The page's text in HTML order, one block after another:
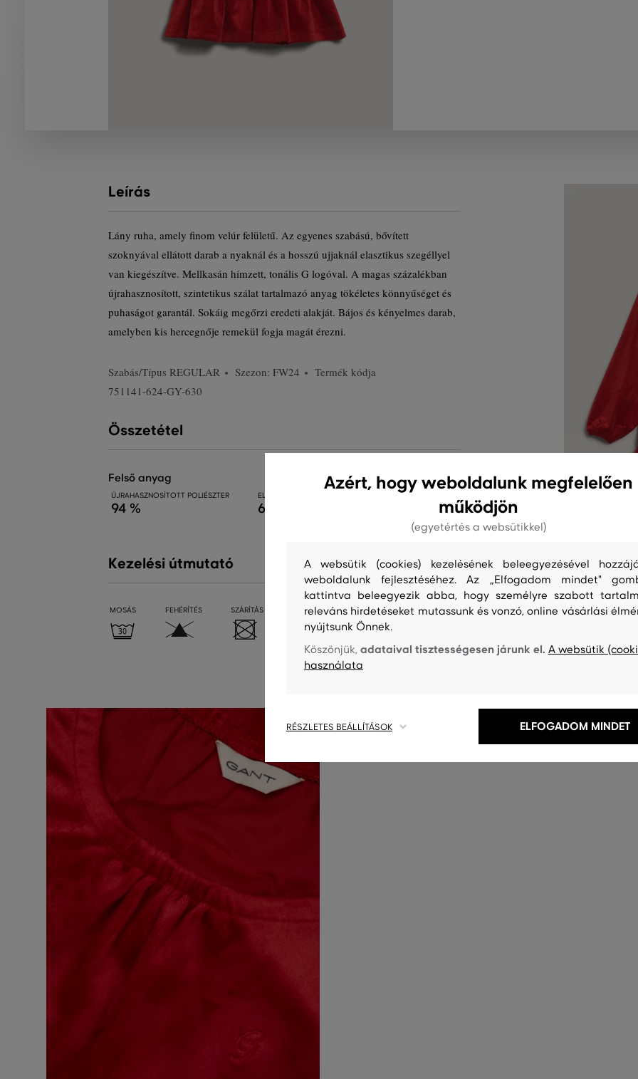
Leírás
Lány ruha, amely finom velúr felületű. Az egyenes szabású, bővített
szoknyával ellátott darab a nyaknál és a hosszú ujjaknál elasztikus szegéllyel
van kiegészítve. Mellkasán hímzett, tonális G logóval. A magas százalékban
újrahasznosított, szintetikus szálat tartalmazó anyag tökéletes könnyűséget és
puhaságot garantál. Sokáig megőrzi eredeti alakját. Bájos és kényelmes darab,
amelyben kis hercegnője remekül fogja magát érezni.
Szabás/Típus REGULAR Szezon: FW24
Termék kódja
751141-624-GY-630
Összetétel
felső anyag
ÚJRAHASZNOSÍTOTT POLIÉSZTER
94 %
ELASZTÁN
6 %
Kezelési útmutató
MOSÁS FEHÉRÍTÉS SZÁRÍTÁS VASALÁS TISZTÍTÁS
Azért, hogy weboldalunk megfelelően
működjön
(egyetértés a websütikkel)
A websütik (cookies) kezelésének beleegyezésével
weboldalunk fejlesztéséhez. Az „Elfogadom mindet"
kattintva beleegyezik abba, hogy személyre szabott
releváns hirdetéseket mutassunk és vonzó, online vásárlási
nyújtsunk Önnek.
Köszönjük,adataival tisztességesen járunk el. A websütik
használata
RÉSZLETES BEÁLLÍTÁSOK ELFOGADOM MINDET